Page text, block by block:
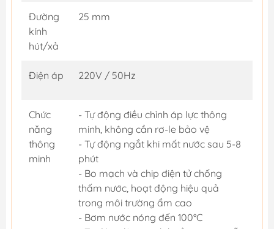
Đường
kính
hút/xả
25 mm
Điện áp 220V / 50Hz
Chức
năng
thông
minh
- Tự động điều chỉnh áp lực thông
minh, không cần rơ-le bảo vệ
- Tự động ngắt khi mất nước sau 5-8
phút
- Bo mạch và chip điện tử chống
thấm nước, hoạt động hiệu quả
trong môi trường ẩm cao
- Bơm nước nóng đến 100°C